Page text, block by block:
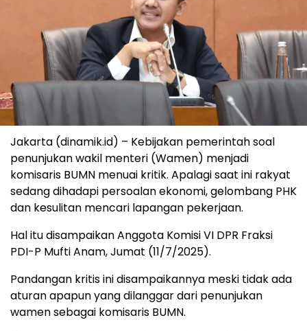
Jakarta (dinamik.id) – Kebijakan pemerintah soal
penunjukan wakil menteri (Wamen) menjadi
komisaris BUMN menuai kritik. Apalagi saat ini rakyat
sedang dihadapi persoalan ekonomi, gelombang PHK
dan kesulitan mencari lapangan pekerjaan.
Hal itu disampaikan Anggota Komisi VI DPR Fraksi
PDI-P Mufti Anam, Jumat (11/7/2025).
Pandangan kritis ini disampaikannya meski tidak ada
aturan apapun yang dilanggar dari penunjukan
wamen sebagai komisaris BUMN.